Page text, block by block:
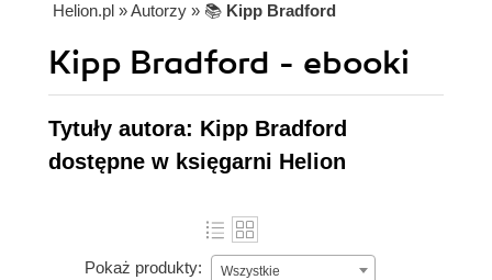
Helion.pl » Autorzy » 📚 Kipp Bradford
Kipp Bradford - ebooki
Tytuły autora: Kipp Bradford
dostępne w księgarni Helion
Pokaż produkty: Wszystkie